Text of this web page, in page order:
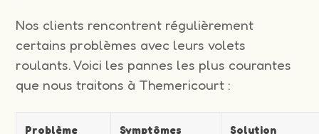
Nos clients rencontrent régulièrement
certains problèmes avec leurs volets
roulants. Voici les pannes les plus courantes
que nous traitons à Themericourt :
Problème
Symptômes
Solution